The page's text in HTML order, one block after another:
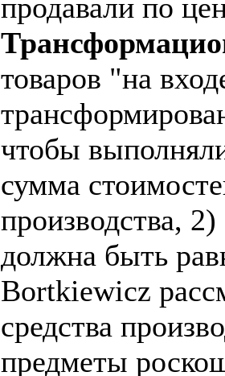
продавали по
товаров "на
чтобы
сумма
производства,
должна быть
Bortkiewicz
средства
предметы